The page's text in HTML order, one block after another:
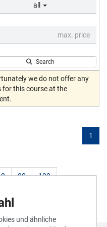
all
Search
we do not offer any
for this course at the
1
80 100
und ähnliche